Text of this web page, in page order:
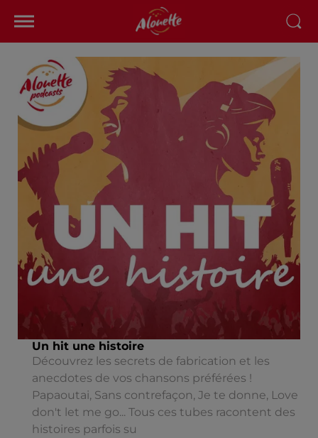
Un hit une histoire
Découvrez les secrets de fabrication et les
anecdotes de vos chansons préférées !
Papaoutai, Sans contrefaçon, Je te donne, Love
don't let me go... Tous ces tubes racontent des
histoires parfois su